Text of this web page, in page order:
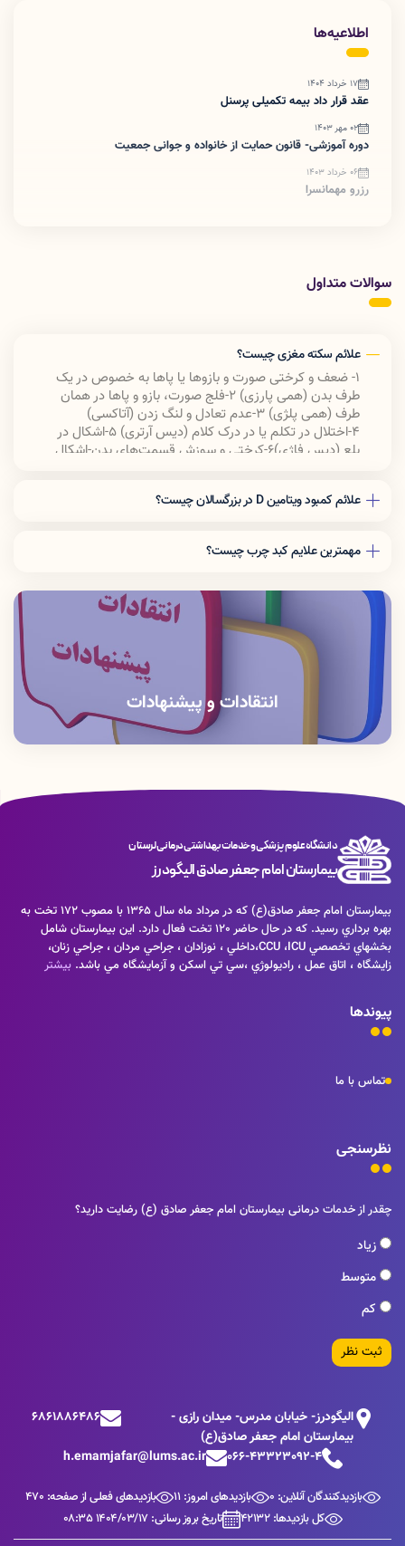
اطلاعیه‌ها
17 خرداد 1404
عقد قرار داد بیمه تکمیلی پرسنل
02 مهر 1403
دوره آموزشی- قانون حمایت از خانواده و جوانی جمعیت
06 خرداد 1403
رزرو مهمانسرا
سوالات متداول
علائم سکته مغزی چیست؟
1- ضعف و کرختی صورت و بازوها یا پاها به خصوص در یک
طرف بدن (همی پارزی) 2-
فلج صورت، بازو و پاها در همان
طرف (همی پلژی) 3-
عدم تعادل و لنگ زدن (آتاکسی)
4- اختلال در تکلم یا در درک کلام (دیس آرتری) 5-
اشکال در
بلع (دیس فاژی)6- کرختی و سوزش قسمت‌های بدن-اشکال
علائم کمبود ویتامین D در بزرگسالان چیست؟
مهمترین علایم کبد چرب چیست؟
از دست دادن و کاهش اشتها و وزن
احساس ضعف و خستگی شدید
احساس حالت تهوع
احساس خارش در پوست ، کبودی و خونریزی سریع
تغییر رنگ ادرار به تیره
ایجاد تورم در پاهاانتقادات و پیشنهادات
دانشگاه علوم پزشکی و خدمات بهداشتی درمانی لرستان
بیمارستان امام جعفر صادق الیگودرز
بيمارستان امام جعفر صادق(ع) كه در مرداد ماه سال 1365 با مصوب 172 تخت به
بهره برداري رسيد. كه در حال حاضر 120 تخت فعال دارد. اين بيمارستان شامل
بخشهاي تخصصي CCU ،ICU،داخلي ، نوزادان ، جراحي مردان ، جراحي زنان،
زايشگاه ، اتاق عمل ، راديولوژي ،سي تي اسكن و آزمايشگاه مي باشد. بیشتر
پیوندها
تماس با ما
نظرسنجی
چقدر از خدمات درمانی بیمارستان امام جعفر صادق (ع) رضایت دارید؟
زیاد
متوسط
کم
ثبت نظر
الیگودرز- خیابان مدرس- میدان رازی -
بیمارستان امام جعفر صادق(ع)
6861886486
066-43323092-4
h.emamjafar@lums.ac.ir
بازدیدکنندگان آنلاین: 0 بازدیدهای امروز: 11
بازدیدهای فعلی از صفحه: 470
کل بازدیدها: 42132
تاریخ بروز رسانی: 1404/03/17 08:35